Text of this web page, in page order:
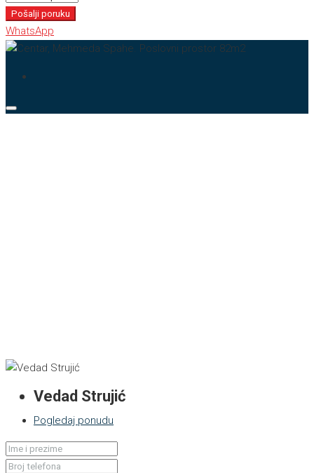
Pošalji poruku
WhatsApp
Vedad Strujić
Pogledaj ponudu